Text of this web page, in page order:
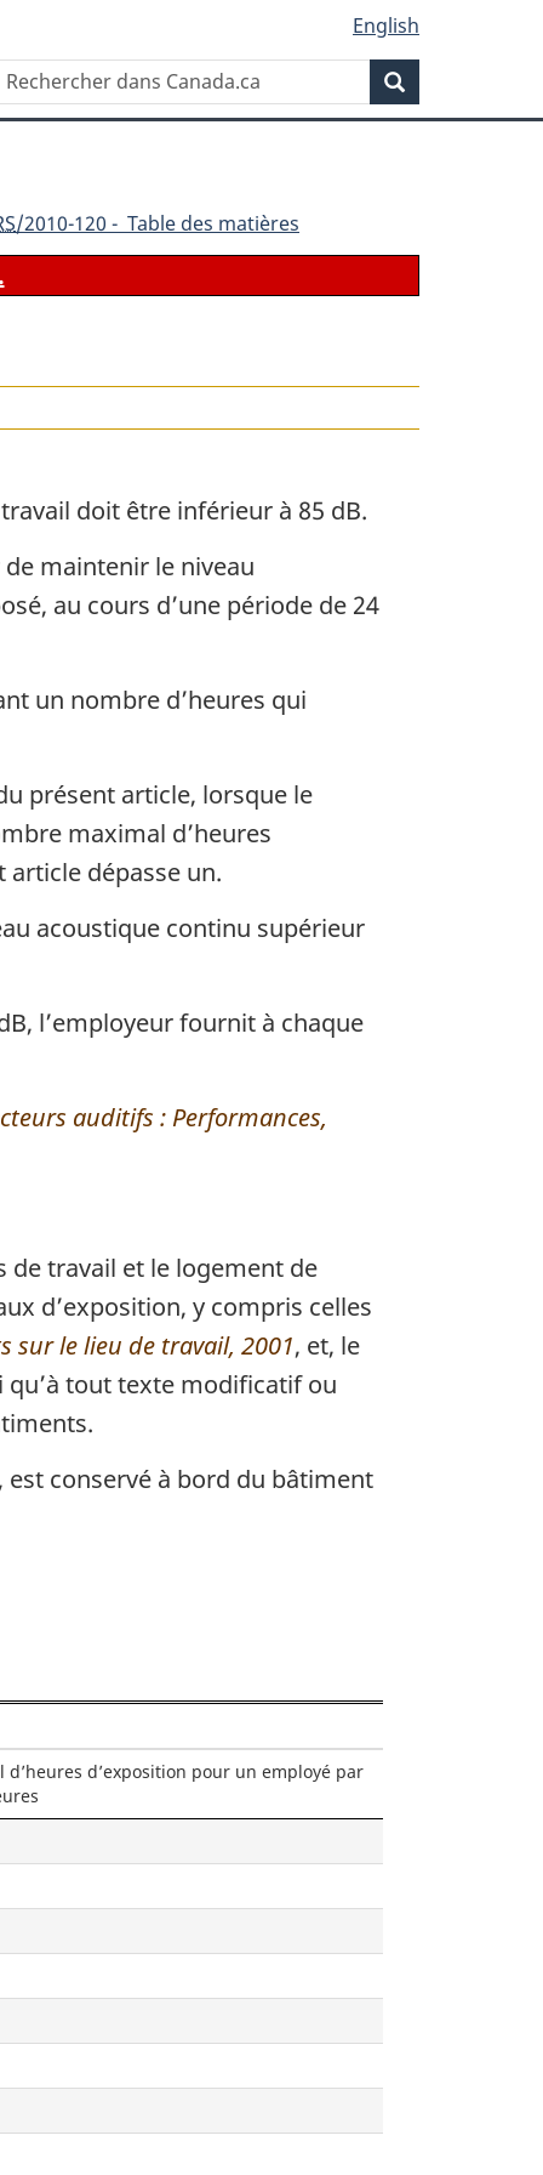
English
Rechercher
/2010-120 - Table des matières
doit être inférieur à 85 dB.
maintenir le niveau
au cours d’une période de 24
un nombre d’heures qui
présent article, lorsque le
maximal d’heures
article dépasse un.
acoustique continu supérieur
l’employeur fournit à chaque
auditifs : Performances,
de travail et le logement de
d’exposition, y compris celles
sur le lieu de travail, 2001, et, le
tout texte modificatif ou
conservé à bord du bâtiment
d’heures d’exposition pour un employé par